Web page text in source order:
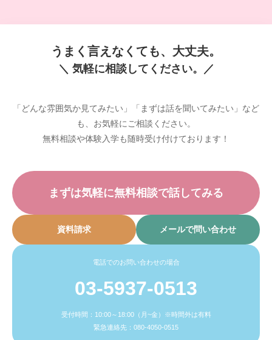
うまく言えなくても、大丈夫。
＼ 気軽に相談してください。／
「どんな雰囲気か見てみたい」「まずは話を聞いてみたい」など
も、お気軽にご相談ください。
無料相談や体験入学も随時受け付けております！
まずは気軽に無料相談で話してみる
資料請求 メールで問い合わせ
電話でのお問い合わせの場合
03-5937-0513
受付時間：10:00～18:00（月~金）※時間外は有料
緊急連絡先：080-4050-0515